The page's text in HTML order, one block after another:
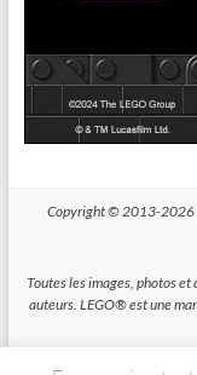
Copyright © 2013-2026
Toutes les images, photos
auteurs. LEGO® est une